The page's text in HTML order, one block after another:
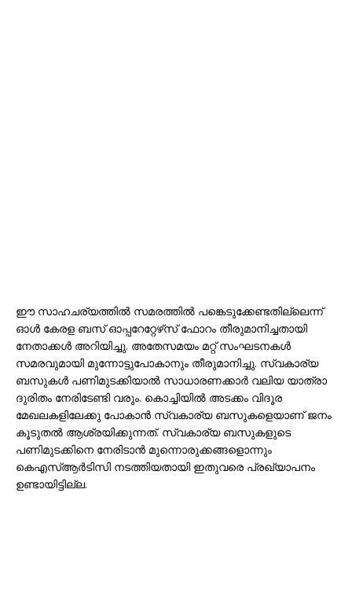
ഈ സാഹചര്യത്തില്‍ സമരത്തില്‍ പങ്കെടുക്കേണ്ടതില്ലെന്ന്
ഓള്‍ കേരള ബസ് ഓപ്പറേറ്റേഴ്‌സ് ഫോറം തീരുമാനിച്ചതായി
നേതാക്കള്‍ അറിയിച്ചു. അതേസമയം മറ്റ് സംഘടനകള്‍
സമരവുമായി മുന്നോട്ടുപോകാനും തീരുമാനിച്ചു. സ്വകാര്യ
ബസുകള്‍ പണിമുടക്കിയാല്‍ സാധാരണക്കാര്‍ വലിയ യാത്രാ
ദുരിതം നേരിടേണ്ടി വരും. കൊച്ചിയില്‍ അടക്കം വിദൂര
മേഖലകളിലേക്കു പോകാന്‍ സ്വകാര്യ ബസുകളെയാണ് ജനം
കൂടുതല്‍ ആശ്രയിക്കുന്നത്. സ്വകാര്യ ബസുകളുടെ
പണിമുടക്കിനെ നേരിടാന്‍ മുന്നൊരുക്കങ്ങളൊന്നും
കെഎസ്ആര്‍ടിസി നടത്തിയതായി ഇതുവരെ പ്രഖ്യാപനം
ഉണ്ടായിട്ടില്ല.